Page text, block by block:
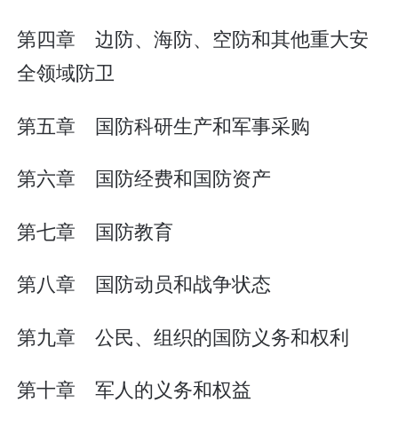
第四章 边防、海防、空防和其他重大安
全领域防卫
第五章 国防科研生产和军事采购
第六章 国防经费和国防资产
第七章 国防教育
第八章 国防动员和战争状态
第九章 公民、组织的国防义务和权利
第十章 军人的义务和权益